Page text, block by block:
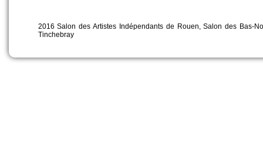
2016 Salon des Artistes Indépendants de Rouen, Salon des Bas-
Tinchebray